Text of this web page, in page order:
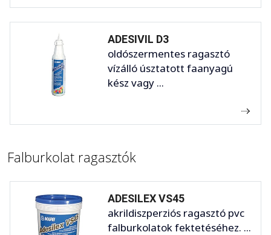
ADESIVIL D3
oldószermentes ragasztó
vízálló úsztatott faanyagú
kész vagy ...
Falburkolat ragasztók
ADESILEX VS45
akrildiszperziós ragasztó pvc
falburkolatok fektetéséhez. ...